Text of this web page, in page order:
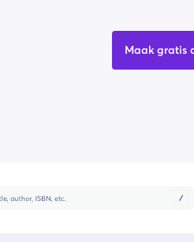
Maak gratis